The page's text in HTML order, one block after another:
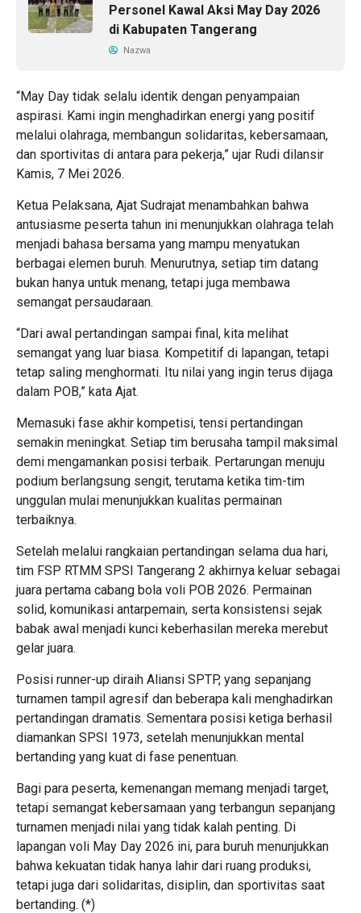
Personel Kawal Aksi May Day 2026
di Kabupaten Tangerang
Nazwa
“May Day tidak selalu identik dengan penyampaian
aspirasi. Kami ingin menghadirkan energi yang positif
melalui olahraga, membangun solidaritas, kebersamaan,
dan sportivitas di antara para pekerja,” ujar Rudi dilansir
Kamis, 7 Mei 2026.
Ketua Pelaksana, Ajat Sudrajat menambahkan bahwa
antusiasme peserta tahun ini menunjukkan olahraga telah
menjadi bahasa bersama yang mampu menyatukan
berbagai elemen buruh. Menurutnya, setiap tim datang
bukan hanya untuk menang, tetapi juga membawa
semangat persaudaraan.
“Dari awal pertandingan sampai final, kita melihat
semangat yang luar biasa. Kompetitif di lapangan, tetapi
tetap saling menghormati. Itu nilai yang ingin terus dijaga
dalam POB,” kata Ajat.
Memasuki fase akhir kompetisi, tensi pertandingan
semakin meningkat. Setiap tim berusaha tampil maksimal
demi mengamankan posisi terbaik. Pertarungan menuju
podium berlangsung sengit, terutama ketika tim-tim
unggulan mulai menunjukkan kualitas permainan
terbaiknya.
Setelah melalui rangkaian pertandingan selama dua hari,
tim FSP RTMM SPSI Tangerang 2 akhirnya keluar sebagai
juara pertama cabang bola voli POB 2026. Permainan
solid, komunikasi antarpemain, serta konsistensi sejak
babak awal menjadi kunci keberhasilan mereka merebut
gelar juara.
Posisi runner-up diraih Aliansi SPTP, yang sepanjang
turnamen tampil agresif dan beberapa kali menghadirkan
pertandingan dramatis. Sementara posisi ketiga berhasil
diamankan SPSI 1973, setelah menunjukkan mental
bertanding yang kuat di fase penentuan.
Bagi para peserta, kemenangan memang menjadi target,
tetapi semangat kebersamaan yang terbangun sepanjang
turnamen menjadi nilai yang tidak kalah penting. Di
lapangan voli May Day 2026 ini, para buruh menunjukkan
bahwa kekuatan tidak hanya lahir dari ruang produksi,
tetapi juga dari solidaritas, disiplin, dan sportivitas saat
bertanding. (*)